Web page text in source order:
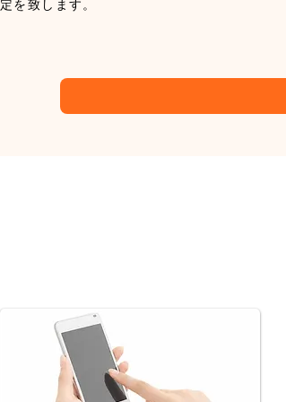
定を致します。